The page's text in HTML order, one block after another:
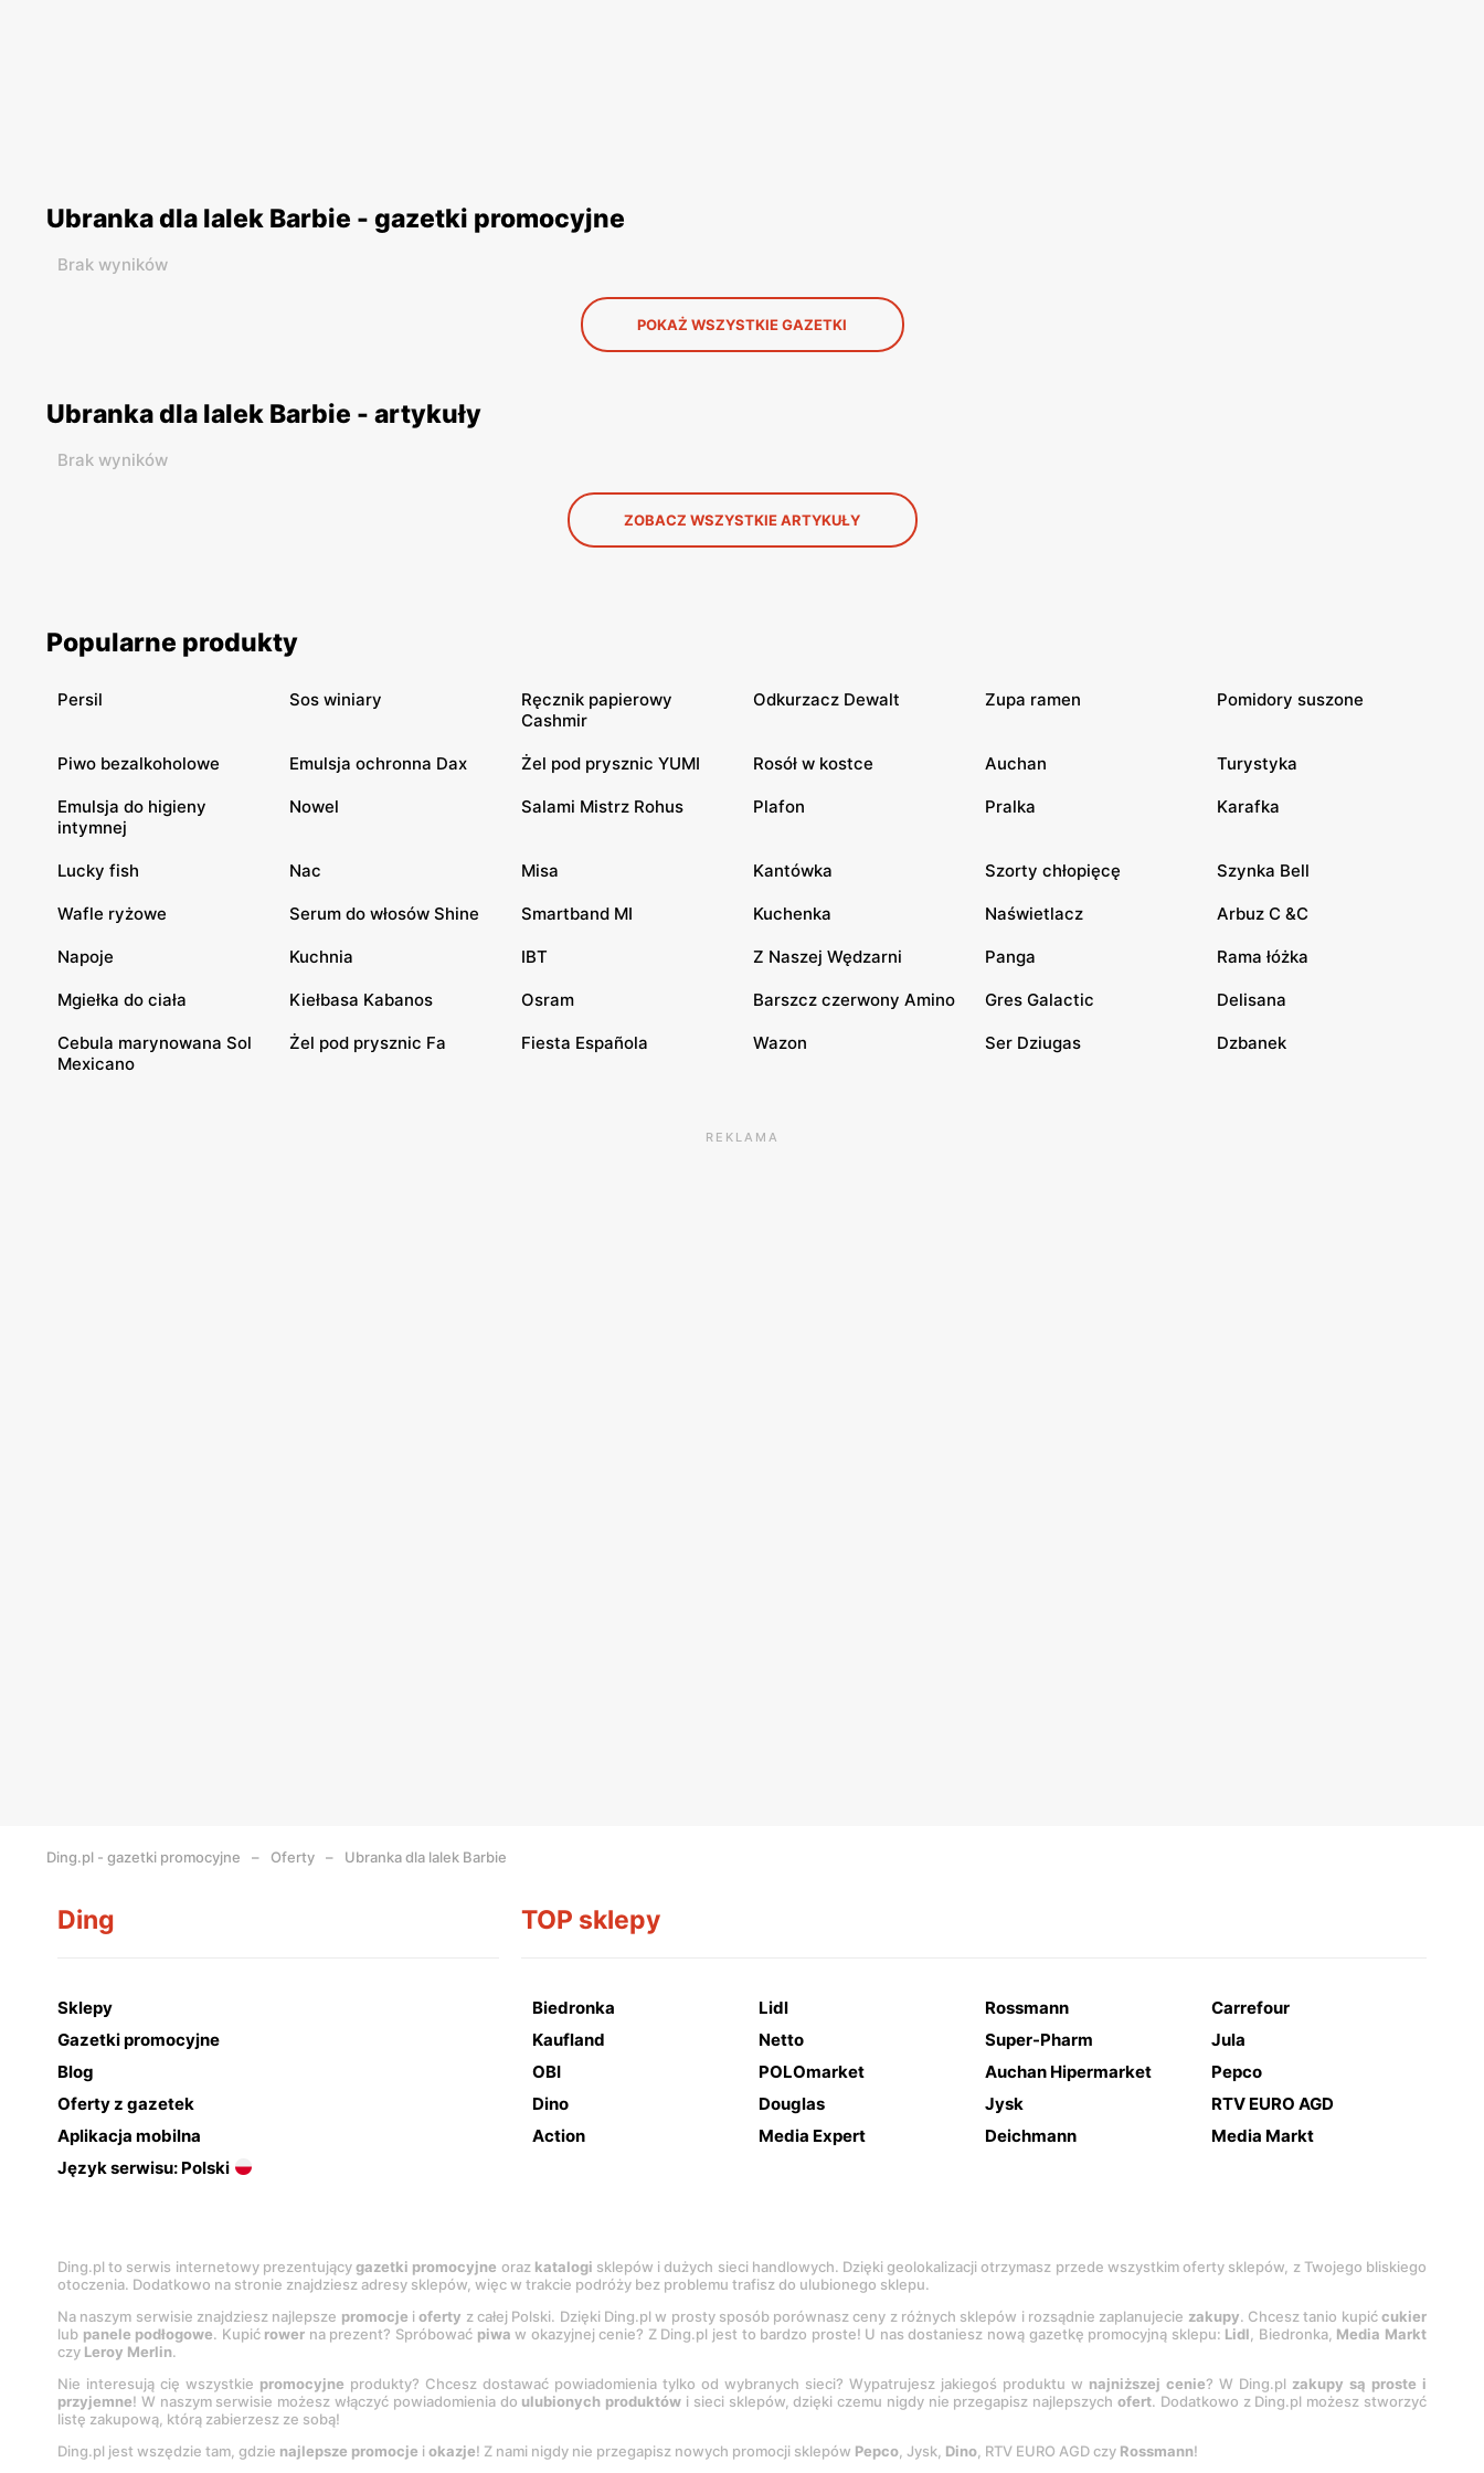
Ubranka dla lalek Barbie - gazetki promocyjne
Brak wyników
POKAŻ WSZYSTKIE GAZETKI
Ubranka dla lalek Barbie - artykuły
Brak wyników
ZOBACZ WSZYSTKIE ARTYKUŁY
Popularne produkty
Persil Sos winiary
Ręcznik papierowy
Cashmir
Odkurzacz Dewalt Zupa ramen Pomidory suszone
Piwo bezalkoholowe Emulsja ochronna Dax Żel pod prysznic YUMI Rosół w kostce Auchan Turystyka
Emulsja do higieny
intymnej
Nowel Salami Mistrz Rohus Plafon Pralka Karafka
Lucky fish Nac Misa Kantówka Szorty chłopięcę Szynka Bell
Wafle ryżowe Serum do włosów Shine Smartband MI Kuchenka Naświetlacz Arbuz C &C
Napoje Kuchnia IBT Z Naszej Wędzarni Panga Rama łóżka
Mgiełka do ciała Kiełbasa Kabanos Osram Barszcz czerwony Amino Gres Galactic Delisana
Cebula marynowana Sol
Mexicano
Żel pod prysznic Fa Fiesta Española Wazon Ser Dziugas Dzbanek
REKLAMA
Ding.pl - gazetki promocyjne Oferty Ubranka dla lalek Barbie
Ding
Sklepy
Gazetki promocyjne
Blog
Oferty z gazetek
Aplikacja mobilna
Język serwisu: Polski
TOP sklepy
Biedronka Lidl Rossmann
Carrefour
Kaufland
Netto Super-Pharm
Jula
OBI
POLOmarket Auchan Hipermarket
Pepco
Dino
Douglas Jysk
RTV EURO AGD
Action
Media Expert Deichmann Media Markt
Ding.pl to serwis internetowy prezentującygazetki promocyjne oraz katalogi sklepów i dużych sieci handlowych. Dzięki geolokalizacji otrzymasz przede wszystkim oferty sklepów, z Twojego bliskiego
otoczenia. Dodatkowo na stronie znajdziesz adresy sklepów, więc w trakcie podróży bez problemu trafisz do ulubionego sklepu.
Na naszym serwisie znajdziesz najlepsze promocje ioferty z całej Polski. Dzięki Ding.pl w prosty sposób porównasz ceny z różnych sklepów i rozsądnie zaplanujecie zakupy. Chcesz tanio kupićcukier
lub panele podłogowe. Kupić rower na prezent? Spróbować piwa w okazyjnej cenie? Z Ding.pl jest to bardzo proste! U nas dostaniesz nową gazetkę promocyjną sklepu: Lidl, Biedronka, Media Markt
czy Leroy Merlin.
Nie interesują cię wszystkie promocyjne produkty? Chcesz dostawać powiadomienia tylko od wybranych sieci? Wypatrujesz jakiegoś produktu w najniższej cenie? W Ding.pl zakupy są proste i
przyjemne! W naszym serwisie możesz włączyć powiadomienia do ulubionych produktów i sieci sklepów, dzięki czemu nigdy nie przegapisz najlepszychofert. Dodatkowo z Ding.pl możesz stworzyć
listę zakupową, którą zabierzesz ze sobą!
Ding.pl jest wszędzie tam, gdzie najlepsze promocje i okazje! Z nami nigdy nie przegapisz nowych promocji sklepów Pepco, Jysk, Dino, RTV EURO AGD czy Rossmann!